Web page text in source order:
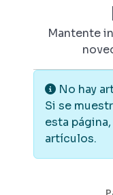
Mantente
No hay
Si se
esta
artículos.